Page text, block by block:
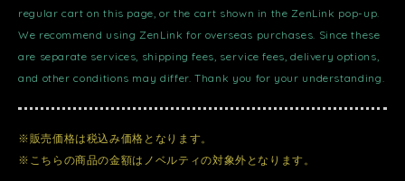
regular cart on this page, or the cart shown in the ZenLink pop-up.
We recommend using ZenLink for overseas purchases. Since these
are separate services, shipping fees, service fees, delivery options,
and other conditions may differ. Thank you for your understanding.
※販売価格は税込み価格となります。
※こちらの商品の金額はノベルティの対象外となります。